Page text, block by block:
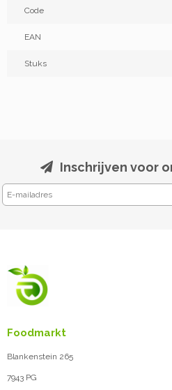
Code
EAN
Stuks
Inschrijven voor
Foodmarkt
Blankenstein 265
7943 PG